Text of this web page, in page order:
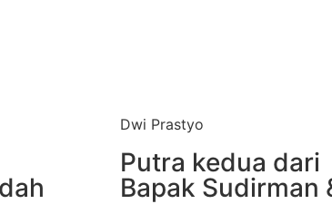
Dwi Prastyo
Putra kedua dari
Bapak Sudirman